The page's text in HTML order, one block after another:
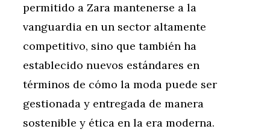
permitido a Zara mantenerse a la
vanguardia en un sector altamente
competitivo, sino que también ha
establecido nuevos estándares en
términos de cómo la moda puede ser
gestionada y entregada de manera
sostenible y ética en la era moderna.